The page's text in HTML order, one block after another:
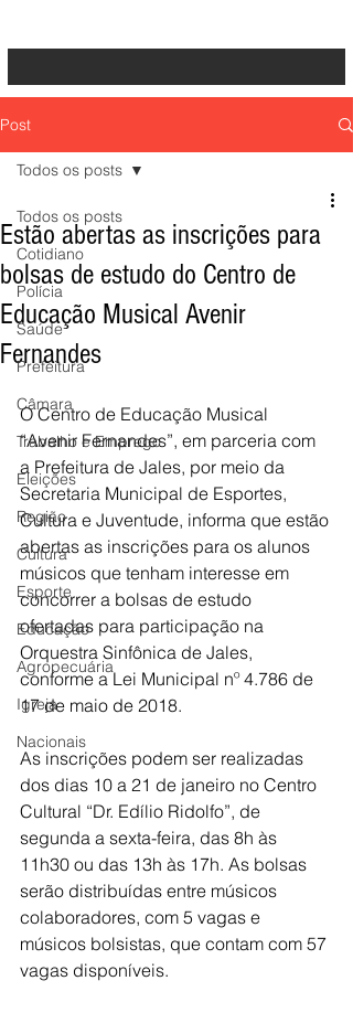
Post
Todos os posts
Cotidiano
Polícia
Saúde
Prefeitura
Câmara
Trabalho e Emprego
Eleições
Região
Cultura
Esporte
Educação
Agropecuária
Igreja
Nacionais
Todos os posts
Estão abertas as inscrições para
bolsas de estudo do Centro de
Educação Musical Avenir
Fernandes
O Centro de Educação Musical
“Avenir Fernandes”, em parceria com
a Prefeitura de Jales, por meio da
Secretaria Municipal de Esportes,
Cultura e Juventude, informa que estão
abertas as inscrições para os alunos
músicos que tenham interesse em
concorrer a bolsas de estudo
ofertadas para participação na
Orquestra Sinfônica de Jales,
conforme a Lei Municipal nº 4.786 de
17 de maio de 2018.
As inscrições podem ser realizadas
dos dias 10 a 21 de janeiro no Centro
Cultural “Dr. Edílio Ridolfo”, de
segunda a sexta-feira, das 8h às
11h30 ou das 13h às 17h. As bolsas
serão distribuídas entre músicos
colaboradores, com 5 vagas e
músicos bolsistas, que contam com 57
vagas disponíveis.